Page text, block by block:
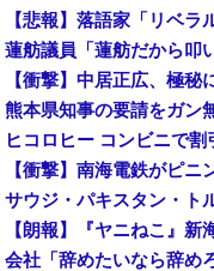
ヒコロヒー コンビニで